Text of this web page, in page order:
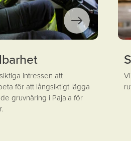
intressen att
för att långsiktigt lägga
gruvnäring i Pajala för